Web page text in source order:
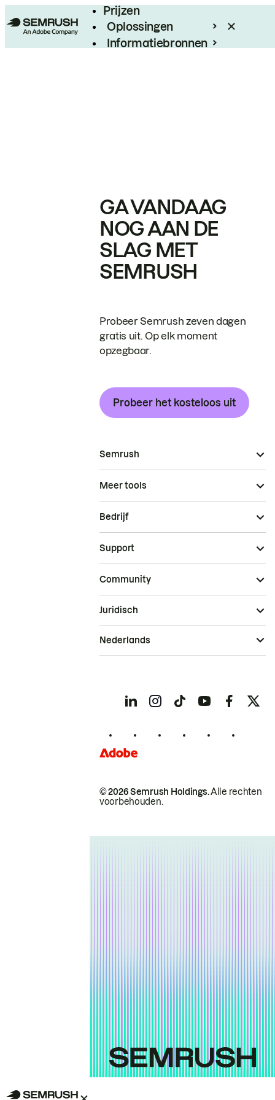
Prijzen
Oplossingen
Informatiebronnen
GA VANDAAG
NOG AAN DE
SLAG MET
SEMRUSH
Probeer Semrush zeven dagen
gratis uit. Op elk moment
opzegbaar.
Probeer het kosteloos uit
Semrush
Meer tools
Bedrijf
Support
Community
© 2026 Semrush Holdings.Alle rechten
voorbehouden.
Juridisch
Nederlands